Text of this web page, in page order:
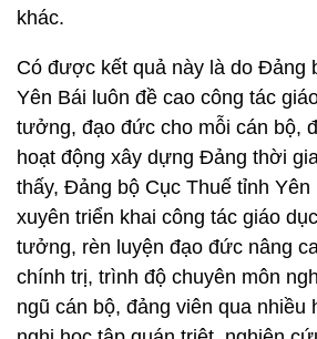
khác.
Có được kết quả này là do Đảng
Yên Bái luôn đề cao công tác
tưởng, đạo đức cho mỗi cán bộ,
hoạt động xây dựng Đảng thời
thấy, Đảng bộ Cục Thuế tỉnh
xuyên triển khai công tác giáo
tưởng, rèn luyện đạo đức nâng
chính trị, trình độ chuyên môn
ngũ cán bộ, đảng viên qua nhiều